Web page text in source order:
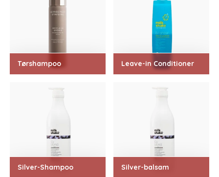
Tørshampoo Leave-in Conditioner
Silver-Shampoo Silver-balsam